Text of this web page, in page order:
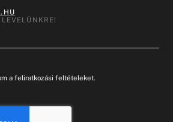
a feliratkozási feltételeket.